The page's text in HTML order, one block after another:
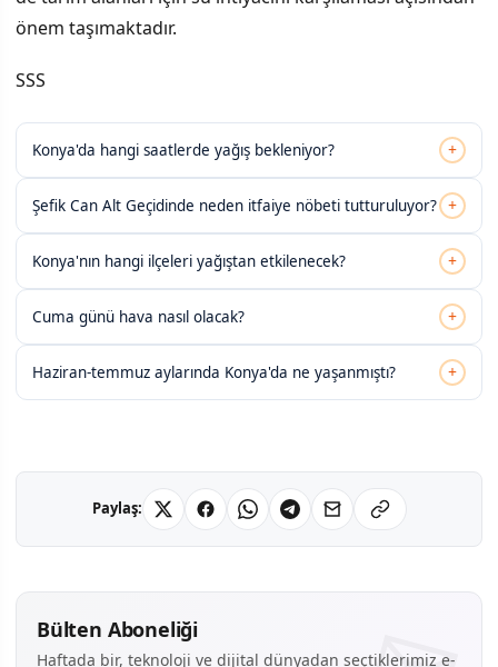
önem taşımaktadır.
SSS
Konya'da hangi saatlerde yağış bekleniyor? +
Şefik Can Alt Geçidinde neden itfaiye nöbeti tutturuluyor? +
Konya'nın hangi ilçeleri yağıştan etkilenecek? +
Cuma günü hava nasıl olacak? +
Haziran-temmuz aylarında Konya'da ne yaşanmıştı? +
Paylaş:
Bülten Aboneliği
Haftada bir, teknoloji ve dijital dünyadan seçtiklerimiz e-